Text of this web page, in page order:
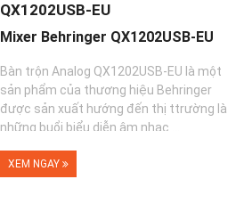
QX1202USB-EU
Mixer Behringer QX1202USB-EU
Bàn trộn Analog QX1202USB-EU là một
sản phẩm của thương hiệu Behringer
được sản xuất hướng đến thị ttrường là
những buổi biểu diễn âm nhạc ...
XEM NGAY